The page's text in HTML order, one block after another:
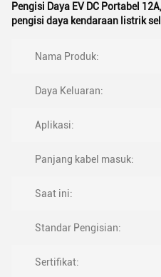
Pengisi Daya EV DC Portabel 12A,
pengisi daya kendaraan listrik
Nama Produk:
Daya Keluaran:
Aplikasi:
Panjang kabel masuk:
Saat ini:
Standar Pengisian:
Sertifikat: